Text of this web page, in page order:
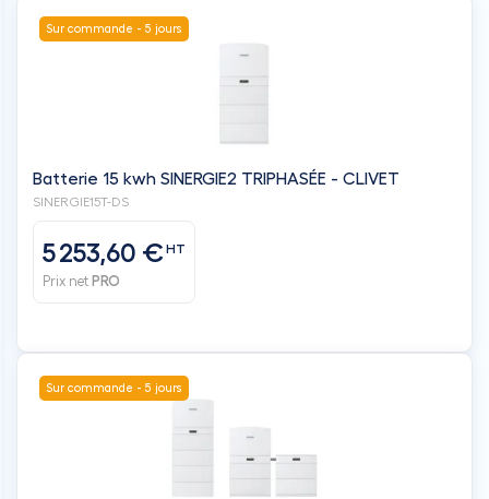
Sur commande - 5 jours
Batterie 15 kwh SINERGIE2 TRIPHASÉE - CLIVET
SINERGIE15T-DS
5 253,60 €HT
Prix net PRO
Sur commande - 5 jours